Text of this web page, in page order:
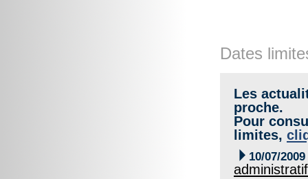
Dates
Les
proche.
Pour
limites,
 10/07/2009